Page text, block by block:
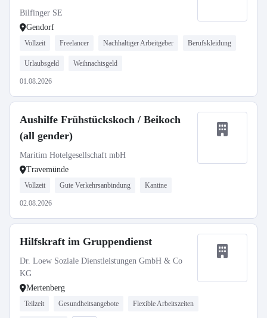
Bilfinger SE
Gendorf
Vollzeit Freelancer Nachhaltiger Arbeitgeber Berufskleidung
Urlaubsgeld Weihnachtsgeld
01.08.2026
Aushilfe Frühstückskoch / Beikoch
(all gender)
Maritim Hotelgesellschaft mbH
Travemünde
Vollzeit Gute Verkehrsanbindung Kantine
02.08.2026
Hilfskraft im Gruppendienst
Dr. Loew Soziale Dienstleistungen GmbH & Co
KG
Mertenberg
Teilzeit Gesundheitsangebote Flexible Arbeitszeiten